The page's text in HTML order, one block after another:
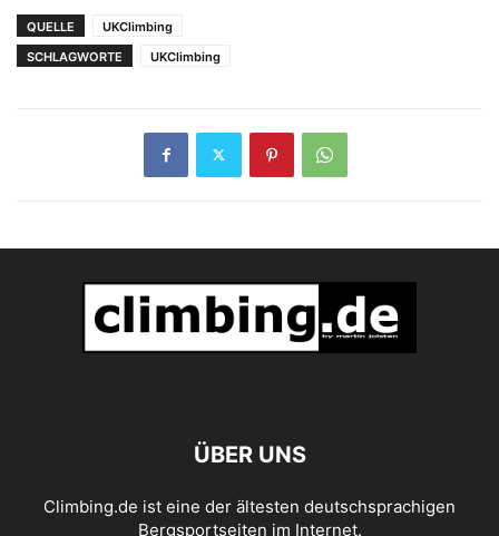
QUELLE
UKClimbing
SCHLAGWORTE
UKClimbing
ÜBER UNS
Climbing.de ist eine der ältesten deutschsprachigen
Bergsportseiten im Internet.